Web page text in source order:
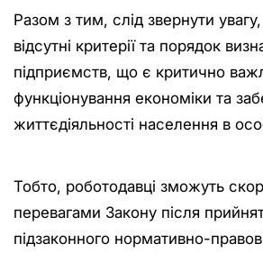
Разом з тим, слід звернути
відсутні критерії та порядок
підприємств, що є критично
функціонування економіки та
життєдіяльності населення в
Тобто, роботодавці зможуть
перевагами Закону після
підзаконного нормативно-